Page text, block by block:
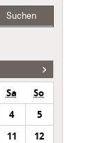
Suchen
Sa
So
4
5
11
12